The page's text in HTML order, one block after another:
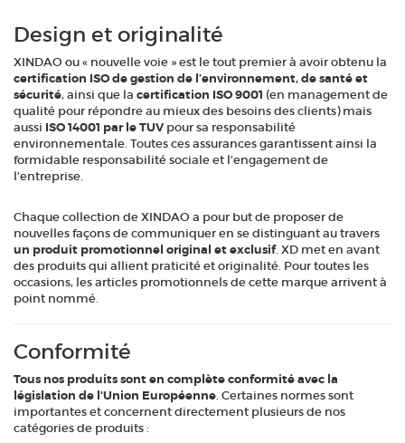
Design et originalité
XINDAO ou « nouvelle voie » est le tout premier à avoir obtenu la
certification ISO de gestion de l’environnement, de santé et
sécurité, ainsi que la certification ISO 9001 (en management de
qualité pour répondre au mieux des besoins des clients) mais
aussi ISO 14001 par le TUVpour sa responsabilité
environnementale. Toutes ces assurances garantissent ainsi la
formidable responsabilité sociale et l’engagement de
l’entreprise.
Chaque collection de XINDAO a pour but de proposer de
nouvelles façons de communiquer en se distinguant au travers
un produit promotionnel original et exclusif. XD met en avant
des produits qui allient praticité et originalité. Pour toutes les
occasions, les articles promotionnels de cette marque arrivent à
point nommé.
Conformité
Tous nos produits sont en complète conformité avec la
législation de l'Union Européenne. Certaines normes sont
importantes et concernent directement plusieurs de nos
catégories de produits :